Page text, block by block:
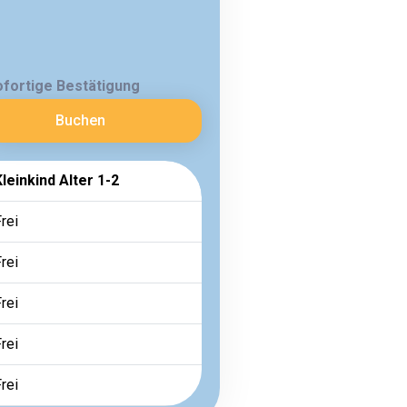
Bestätigung
Buchen
Alter 1-2